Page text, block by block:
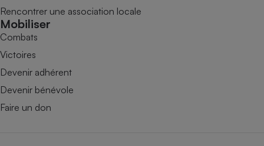
Rencontrer une association locale
Mobiliser
Combats
Victoires
Devenir adhérent
Devenir bénévole
Faire un don